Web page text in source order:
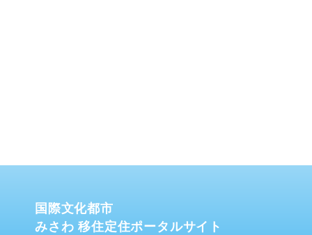
国際文化都市
みさわ 移住定住ポータルサイト